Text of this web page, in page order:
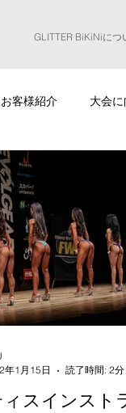
GLITTER BiKiNiにつ
お客様紹介 大会
スインスト
年1月15日
読了時間: 2分